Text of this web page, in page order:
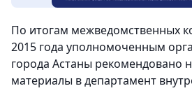
По итогам межведомственных
2015 года уполномоченным
города Астаны рекомендовано
материалы в департамент